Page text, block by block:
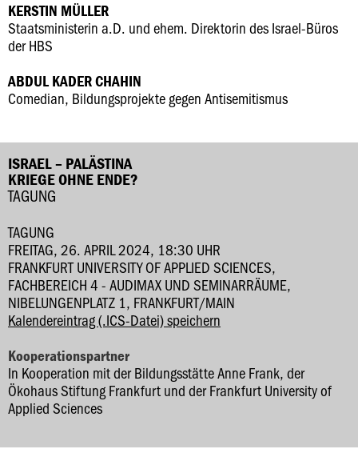
KERSTIN MÜLLER
Staatsministerin a.D. und ehem. Direktorin des Israel-Büros
der HBS
ABDUL KADER CHAHIN
Comedian, Bildungsprojekte gegen Antisemitismus
ISRAEL – PALÄSTINA
KRIEGE OHNE ENDE?
TAGUNG
TAGUNG
FREITAG, 26. APRIL 2024, 18:30 UHR
FRANKFURT UNIVERSITY OF APPLIED SCIENCES,
FACHBEREICH 4 - AUDIMAX UND SEMINARRÄUME,
NIBELUNGENPLATZ 1, FRANKFURT/MAIN
Kalendereintrag (.ICS-Datei) speichern
Kooperationspartner
In Kooperation mit der Bildungsstätte Anne Frank, der
Ökohaus Stiftung Frankfurt und der Frankfurt University of
Applied Sciences